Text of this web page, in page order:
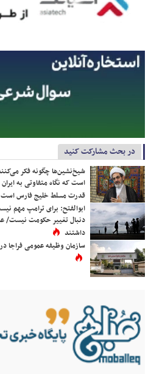
در بحث مشارکت کنید
شیخ‌نشین‌ها چگونه فکر
است که نگاه متفاوتی به
قدرت مسلط خلیج فارس است
ابوالفتح: برای ترامپ مهم
دنبال تغییر حکومت نیست/
داشتند
سازمان وظیفه عمومی فراجا